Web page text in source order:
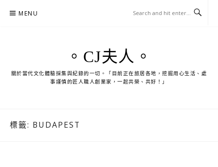
MENU
。CJ夫人。
關於當代文化體驗採集與紀錄的一切。「目前正在旅居各地，挖掘用心生活、處
事謹慎的匠人職人創業家，一起共榮、共好！」
標籤: BUDAPEST